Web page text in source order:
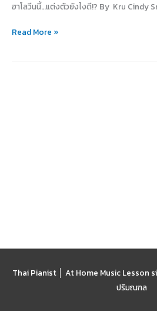
ฮาโลวีนนี้…แต่งตัวยังไงดี!? By Kru Cindy
Read More »
Thai Pianist │ At Home Music Lesson
ปริมณฑล